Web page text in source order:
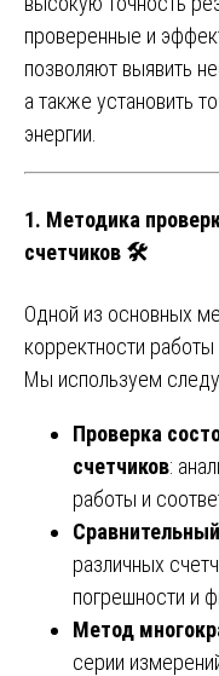
проверенные и
позволяют выявить
а также установить
энергии.
1. Методика
счетчиков 🛠️
Одной из основных
корректности работы
Мы используем
Проверка
счетчиков:
работы и
различных
погрешности и
Метод
серии